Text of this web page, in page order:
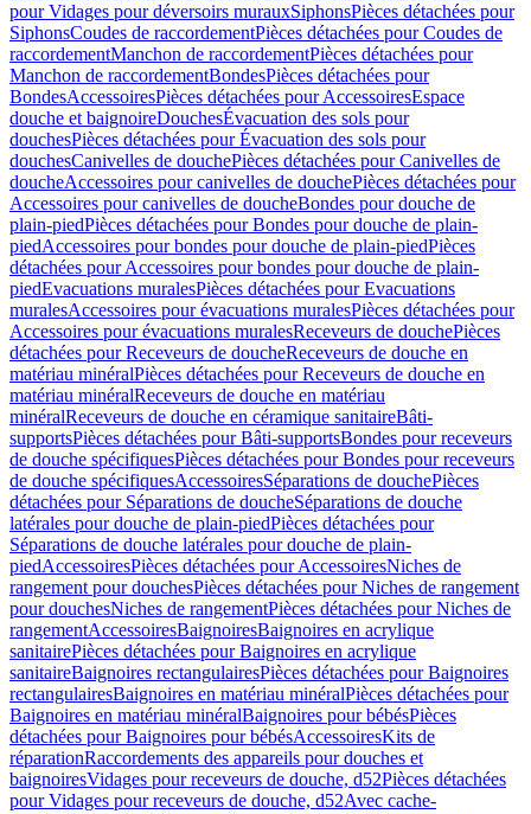
pour Vidages pour déversoirs murauxSiphonsPièces détachées pour
SiphonsCoudes de raccordementPièces détachées pour Coudes de
raccordementManchon de raccordementPièces détachées pour
Manchon de raccordementBondesPièces détachées pour
BondesAccessoiresPièces détachées pour AccessoiresEspace
douche et baignoireDouchesÉvacuation des sols pour
douchesPièces détachées pour Évacuation des sols pour
douchesCanivelles de douchePièces détachées pour Canivelles de
doucheAccessoires pour canivelles de douchePièces détachées pour
Accessoires pour canivelles de doucheBondes pour douche de
plain-piedPièces détachées pour Bondes pour douche de plain-
piedAccessoires pour bondes pour douche de plain-piedPièces
détachées pour Accessoires pour bondes pour douche de plain-
piedEvacuations muralesPièces détachées pour Evacuations
muralesAccessoires pour évacuations muralesPièces détachées pour
Accessoires pour évacuations muralesReceveurs de douchePièces
détachées pour Receveurs de doucheReceveurs de douche en
matériau minéralPièces détachées pour Receveurs de douche en
matériau minéralReceveurs de douche en matériau
minéralReceveurs de douche en céramique sanitaireBâti-
supportsPièces détachées pour Bâti-supportsBondes pour receveurs
de douche spécifiquesPièces détachées pour Bondes pour receveurs
de douche spécifiquesAccessoiresSéparations de douchePièces
détachées pour Séparations de doucheSéparations de douche
latérales pour douche de plain-piedPièces détachées pour
Séparations de douche latérales pour douche de plain-
piedAccessoiresPièces détachées pour AccessoiresNiches de
rangement pour douchesPièces détachées pour Niches de rangement
pour douchesNiches de rangementPièces détachées pour Niches de
rangementAccessoiresBaignoiresBaignoires en acrylique
sanitairePièces détachées pour Baignoires en acrylique
sanitaireBaignoires rectangulairesPièces détachées pour Baignoires
rectangulairesBaignoires en matériau minéralPièces détachées pour
Baignoires en matériau minéralBaignoires pour bébésPièces
détachées pour Baignoires pour bébésAccessoiresKits de
réparationRaccordements des appareils pour douches et
baignoiresVidages pour receveurs de douche, d52Pièces détachées
pour Vidages pour receveurs de douche, d52Avec cache-